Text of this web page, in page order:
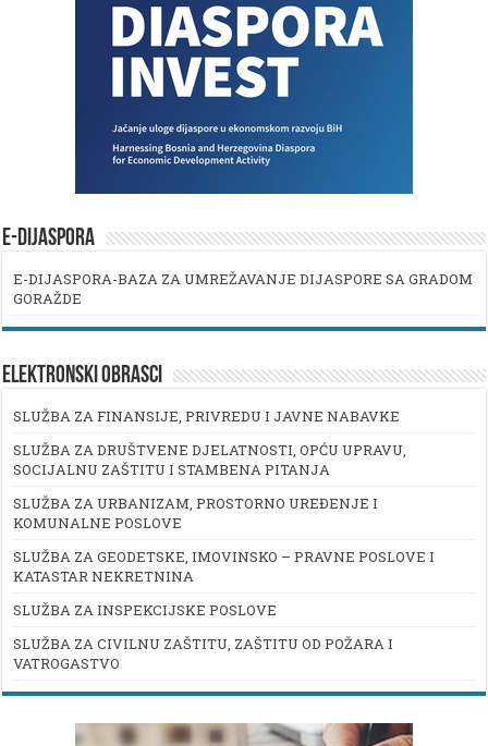
E-DIJASPORA
E-DIJASPORA-BAZA ZA UMREŽAVANJE DIJASPORE SA GRADOM
GORAŽDE
ELEKTRONSKI OBRASCI
SLUŽBA ZA FINANSIJE, PRIVREDU I JAVNE NABAVKE
SLUŽBA ZA DRUŠTVENE DJELATNOSTI, OPĆU UPRAVU,
SOCIJALNU ZAŠTITU I STAMBENA PITANJA
SLUŽBA ZA URBANIZAM, PROSTORNO UREĐENJE I
KOMUNALNE POSLOVE
SLUŽBA ZA GEODETSKE, IMOVINSKO – PRAVNE POSLOVE I
KATASTAR NEKRETNINA
SLUŽBA ZA INSPEKCIJSKE POSLOVE
SLUŽBA ZA CIVILNU ZAŠTITU, ZAŠTITU OD POŽARA I
VATROGASTVO